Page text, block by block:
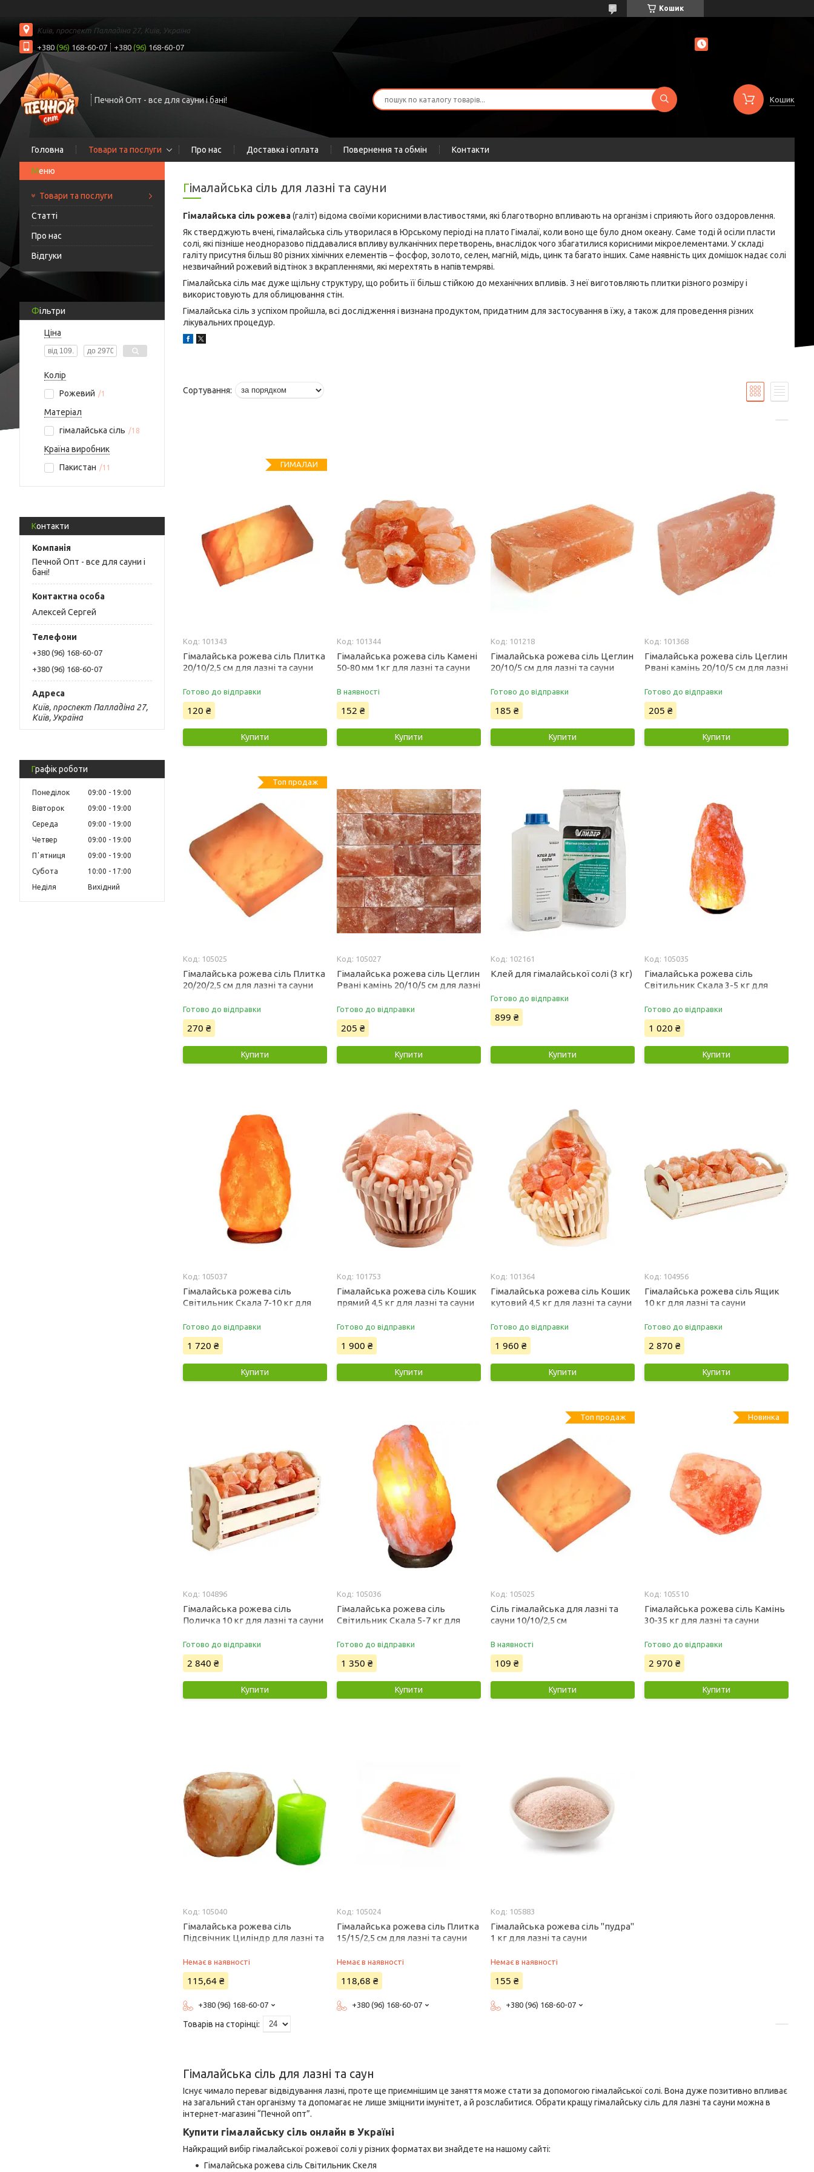
Кошик
Київ, проспект Палладіна 27, Київ, Україна
+380 (96) 168-60-07 +380 (96) 168-60-07
Печной Опт - все для сауни і бані! Кошик
Головна Товари та послуги Про нас Доставка і оплата Повернення та обмін Контакти
Товари та послуги
Статті
Про нас
Відгуки
Фільтри
Ціна
Колір
Рожевий
1
Матеріал
гімалайська сіль
18
Країна виробник
Пакистан
11
Контакти
Печной Опт - все для сауни і
бані!
Алексей Сергей
+380 (96) 168-60-07
+380 (96) 168-60-07
Київ, проспект Палладіна 27,
Київ, Україна
Графік роботи
Понеділок 09:00
19:00
Вівторок
09:00
19:00
Середа
09:00
19:00
Четвер
09:00
19:00
Пʼятниця
09:00
19:00
Субота
10:00
17:00
Неділя
Вихідний
Гімалайська сіль для лазні та сауни
Гімалайська сіль рожева(галіт) відома своїми корисними властивостями, які благотворно впливають на організм і сприяють його оздоровлення.
Як стверджують вчені, гімалайська сіль утворилася в Юрському періоді на плато Гімалаї, коли воно ще було дном океану. Саме тоді й осіли пласти
солі, які пізніше неодноразово піддавалися впливу вулканічних перетворень, внаслідок чого збагатилися корисними мікроелементами. У складі
галіту присутня більш 80 різних хімічних елементів – фосфор, золото, селен, магній, мідь, цинк та багато інших. Саме наявність цих домішок надає солі
незвичайний рожевий відтінок з вкрапленнями, які мерехтять в напівтемряві.
Гімалайська сіль має дуже щільну структуру, що робить її більш стійкою до механічних впливів. З неї виготовляють плитки різного розміру і
використовують для облицювання стін.
Гімалайська сіль з успіхом пройшла, всі дослідження і визнана продуктом, придатним для застосування в їжу, а також для проведення різних
лікувальних процедур.
ГИМАЛАИ
101343
Гімалайська рожева сіль Плитка
20/10/2,5 см для лазні та сауни
Готово до відправки
120 ₴
Купити
101344
Гімалайська рожева сіль Камені
50-80 мм 1кг для лазні та сауни
В наявності
152 ₴
Купити
101218
Гімалайська рожева сіль Цеглин
20/10/5 см для лазні та сауни
Готово до відправки
185 ₴
Купити
101368
Гімалайська рожева сіль Цеглин
Рвані камінь 20/10/5 см для лазні
Готово до відправки
205 ₴
Купити
Топ продаж
105025
Гімалайська рожева сіль Плитка
20/20/2,5 см для лазні та сауни
Готово до відправки
270 ₴
Купити
105027
Гімалайська рожева сіль Цеглин
Рвані камінь 20/10/5 см для лазні
Готово до відправки
205 ₴
Купити
102161
Клей для гімалайської солі (3 кг)
Готово до відправки
899 ₴
Купити
105035
Гімалайська рожева сіль
Світильник Скала 3-5 кг для
Готово до відправки
1 020 ₴
Купити
105037
Гімалайська рожева сіль
Світильник Скала 7-10 кг для
Готово до відправки
1 720 ₴
Купити
101753
Гімалайська рожева сіль Кошик
прямий 4,5 кг для лазні та сауни
Готово до відправки
1 900 ₴
Купити
101364
Гімалайська рожева сіль Кошик
кутовий 4,5 кг для лазні та сауни
Готово до відправки
1 960 ₴
Купити
104956
Гімалайська рожева сіль Ящик
10 кг для лазні та сауни
Готово до відправки
2 870 ₴
Купити
104896
Гімалайська рожева сіль
Поличка 10 кг для лазні та сауни
Готово до відправки
2 840 ₴
Купити
105036
Гімалайська рожева сіль
Світильник Скала 5-7 кг для
Готово до відправки
1 350 ₴
Купити
Топ продаж
105025
Сіль гімалайська для лазні та
сауни 10/10/2,5 см
В наявності
109 ₴
Купити
Новинка
105510
Гімалайська рожева сіль Камінь
30-35 кг для лазні та сауни
Готово до відправки
2 970 ₴
Купити
105040
Гімалайська рожева сіль
Підсвічник Циліндр для лазні та
Немає в наявності
115,64 ₴
+380 (96) 168-60-07
105024
Гімалайська рожева сіль Плитка
15/15/2,5 см для лазні та сауни
Немає в наявності
118,68 ₴
+380 (96) 168-60-07
105883
Гімалайська рожева сіль "пудра"
1 кг для лазні та сауни
Немає в наявності
155 ₴
+380 (96) 168-60-07
Гімалайська сіль для лазні та саун
Існує чимало переваг відвідування лазні, проте ще приємнішим це заняття може стати за допомогою гімалайської солі. Вона дуже позитивно впливає
на загальний стан організму та допомагає не лише зміцнити імунітет, а й розслабитися. Обрати кращу гімалайську сіль для лазні та сауни можна в
інтернет-магазині “Печной опт”.
Купити гімалайську сіль онлайн в Україні
Найкращий вибір гімалайської рожевої солі у різних форматах ви знайдете на нашому сайті:
Гімалайська рожева сіль Світильник Скеля